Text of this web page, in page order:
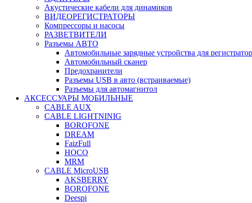
Акустические кабели для динамиков
ВИДЕОРЕГИСТРАТОРЫ
Компрессоры и насосы
РАЗВЕТВИТЕЛИ
Разъемы АВТО
Автомобильные зарядные устройства для
Автомобильный сканер
Предохранители
Разъемы USB в авто (встраиваемые)
Разъемы для автомагнитол
АКСЕССУАРЫ МОБИЛЬНЫЕ
CABLE AUX
CABLE LIGHTNINIG
BOROFONE
DREAM
FaizFull
HOCO
MRM
CABLE MicroUSB
AKSBERRY
BOROFONE
Deespi